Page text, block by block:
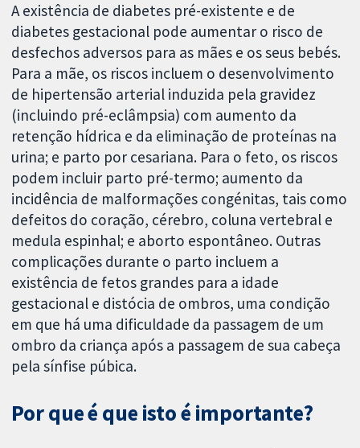
A existência de diabetes pré-existente e de
diabetes gestacional pode aumentar o risco de
desfechos adversos para as mães e os seus bebés.
Para a mãe, os riscos incluem o desenvolvimento
de hipertensão arterial induzida pela gravidez
(incluindo pré-eclâmpsia) com aumento da
retenção hídrica e da eliminação de proteínas na
urina; e parto por cesariana. Para o feto, os riscos
podem incluir parto pré-termo; aumento da
incidência de malformações congénitas, tais como
defeitos do coração, cérebro, coluna vertebral e
medula espinhal; e aborto espontâneo. Outras
complicações durante o parto incluem a
existência de fetos grandes para a idade
gestacional e distócia de ombros, uma condição
em que há uma dificuldade da passagem de um
ombro da criança após a passagem de sua cabeça
pela sínfise púbica.
Por que é que isto é importante?